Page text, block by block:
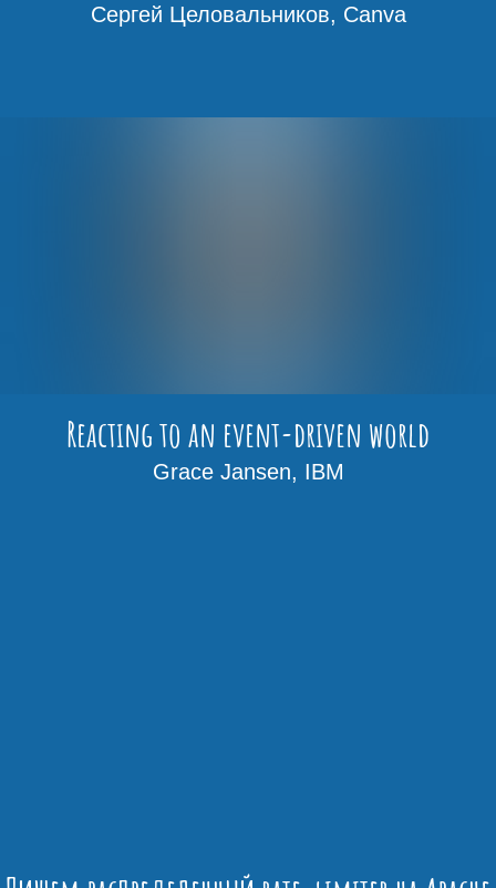
Сергей Целовальников, Canva
Reacting to an event-driven world
Grace Jansen, IBM